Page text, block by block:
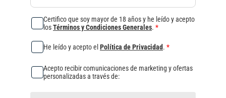
Certifico que soy mayor de 18 años y he leído y acepto
losTérminos y Condiciones Generales. *
He leído y acepto el Política de Privacidad. *
Acepto recibir comunicaciones de marketing y ofertas
personalizadas a través de: